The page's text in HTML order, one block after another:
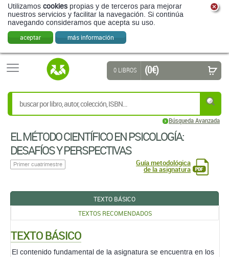
Utilizamos cookies propias y de terceros para mejorar
nuestros servicios y facilitar la navegación. Si continúa
navegando consideramos que acepta su uso.
aceptar más información
Búsqueda Avanzada
0 LIBROS (0 €)
EL MÉTODO CIENTÍFICO EN PSICOLOGÍA:
DESAFÍOS Y PERSPECTIVAS
Primer cuatrimestre Guía metodológica
de la asignatura
TEXTO BÁSICO
TEXTOS RECOMENDADOS
TEXTO BÁSICO
El contenido fundamental de la asignatura se encuentra en los